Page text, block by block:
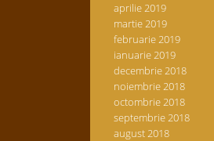
aprilie 2019
martie 2019
februarie 2019
ianuarie 2019
decembrie 2018
noiembrie 2018
octombrie 2018
septembrie 2018
august 2018